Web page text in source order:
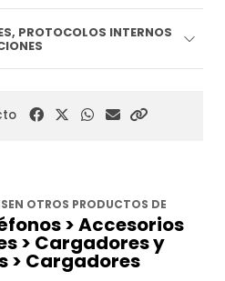
PROTOCOLOS INTERNOS
OTROS PRODUCTOS DE
> Accesorios
> Cargadores y
> Cargadores